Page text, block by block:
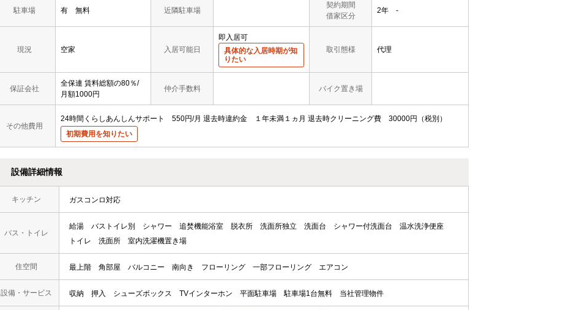
駐車場 有 無料 近隣駐車場
契約期間
借家区分
2年 -
現況 空家 入居可能日
即入居可
具体的な入居時期が知
りたい
取引態様 代理
保証会社
全保連 賃料総額の80％/
月額1000円
仲介手数料 バイク置き場
その他費用
24時間くらしあんしんサポート 550円/月 退去時違約金 １年未満１ヵ月 退去時クリーニング費 30000円（税別）
初期費用を知りたい
設備詳細情報
キッチン ガスコンロ対応
バス・トイレ
給湯 バストイレ別 シャワー 追焚機能浴室 脱衣所 洗面所独立 洗面台 シャワー付洗面台
温水洗浄便座
トイレ
洗面所 室内洗濯機置き場
住空間 最上階 角部屋 バルコニー 南向き フローリング 一部フローリング エアコン
設備・サービス 収納 押入 シューズボックス TVインターホン 平面駐車場 駐車場1台無料 当社管理物件